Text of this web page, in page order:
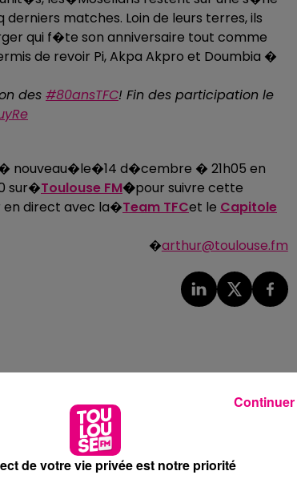
matches. Loin de leurs terres, ils
qui f�te son anniversaire tout comme
de revoir Pi, Akpa Akpro et Doumbia �
des #80ansTFC! Fin des participation le
nouveau�le�14 d�cembre � 21h05 en
sur�Toulouse FM�pour suivre cette
en direct avec la�Team TFCet le Capitole
�arthur@toulouse.fm
de votre vie privée est notre priorité